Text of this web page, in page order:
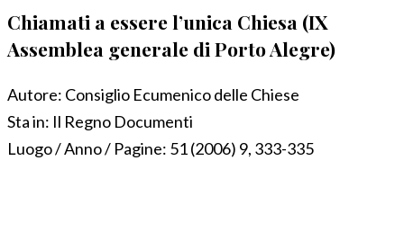
Chiamati a essere l’unica Chiesa (IX
Assemblea generale di Porto Alegre)
Autore: Consiglio Ecumenico delle Chiese
Sta in: Il Regno Documenti
Luogo / Anno / Pagine: 51 (2006) 9, 333-335